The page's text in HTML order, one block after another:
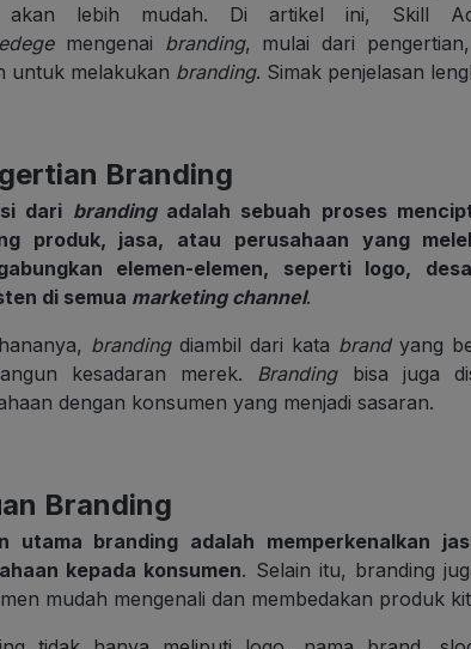
lebih mudah. Di artikel ini, Skill
mengenai branding, mulai dari
untuk melakukan branding. Simak penjelasan
Branding
dari brandingadalah sebuah proses
produk, jasa, atau perusahaan yang
elemen-elemen, seperti logo,
di semua marketing channel.
brandingdiambil dari kata brandyang
kesadaran merek. Brandingbisa juga
dengan konsumen yang menjadi sasaran.
Branding
utama branding adalah memperkenalkan
kepada konsumen. Selain itu, branding
mudah mengenali dan membedakan produk